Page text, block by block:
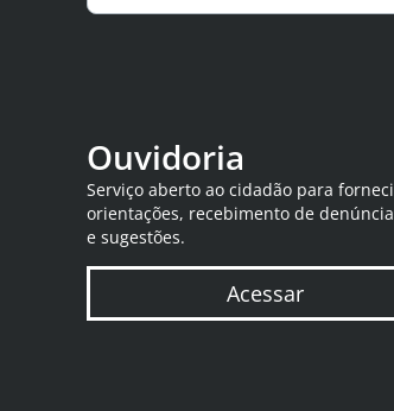
Ouvidoria
Serviço aberto ao cidadão para
orientações, recebimento de
e sugestões.
Acessar